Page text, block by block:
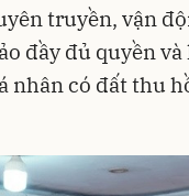
truyền, vận
đầy đủ quyền
nhân có đất thu